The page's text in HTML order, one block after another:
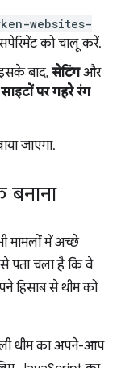
websites-
को चालू करें.
बाद, सेटिंगऔर
पर गहरे रंग
जाएगा.
मामलों में अच्छे
पता चला है कि वे
हिसाब से थीम को
थीम का अपने-आप